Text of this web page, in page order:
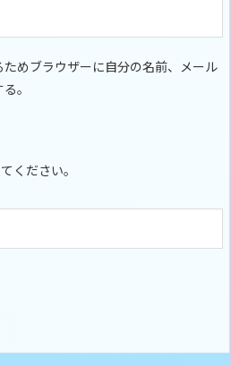
めブラウザーに自分の名前、メール
。
ください。